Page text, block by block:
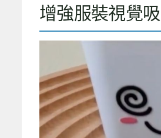
增強服裝視覺